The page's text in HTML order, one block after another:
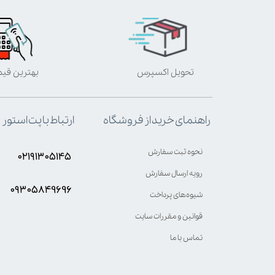
تحویل اکسپرس بهترین
راهنمای خرید از فروشگاه
نحوه ثبت سفارش
رویه ارسال سفارش
شیوه‌های پرداخت
قوانین و مقررات سایت
تماس با ما
ارتباط با پت استور
۰۲۱۹۱۳۰۵۱۴۵
۰۹۳۰۵8۴9696